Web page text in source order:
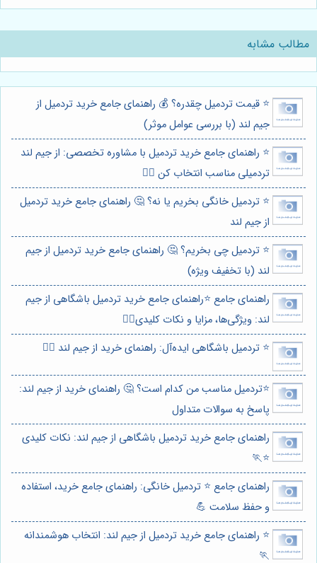
مطالب مشابه
⭐️ قیمت تردمیل چقدره؟ 💰 راهنمای جامع خرید تردمیل از
جیم لند (با بررسی عوامل موثر)
⭐️ راهنمای جامع خرید تردمیل با مشاوره تخصصی: از جیم لند
تردمیلی مناسب انتخاب کن 🏃‍♀️
⭐️ تردمیل خانگی بخریم یا نه؟ 🤔 راهنمای جامع خرید تردمیل
از جیم لند
⭐️ تردمیل چی بخریم؟ 🤔 راهنمای جامع خرید تردمیل از جیم
لند (با تخفیف ویژه)
راهنمای جامع ⭐️راهنمای جامع خرید تردمیل باشگاهی از جیم
لند: ویژگی‌ها، مزایا و نکات کلیدی🏃‍♂️
⭐️ تردمیل باشگاهی ایده‌آل: راهنمای خرید از جیم لند 🏃‍♂️
⭐️تردمیل مناسب من کدام است؟ 🤔 راهنمای خرید از جیم لند:
پاسخ به سوالات متداول
راهنمای جامع خرید تردمیل باشگاهی از جیم لند: نکات کلیدی
⭐️🏃
راهنمای جامع ⭐️ تردمیل خانگی: راهنمای جامع خرید، استفاده
و حفظ سلامت 💪
⭐️ راهنمای جامع خرید تردمیل از جیم لند: انتخاب هوشمندانه
🏃